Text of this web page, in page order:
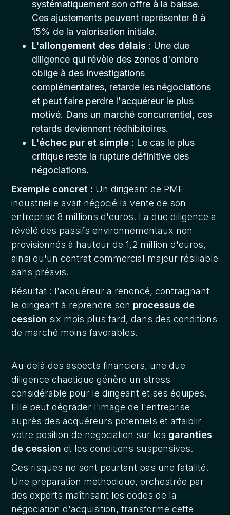
systématiquement son offre à la baisse.
Ces ajustements peuvent représenter 8 à
15% de la valorisation initiale.
L'allongement des délais : Une due
diligence qui révèle des zones d'ombre
oblige à des investigations
complémentaires, retarde les négociations
et peut faire perdre l'acquéreur le plus
motivé. Dans un marché concurrentiel, ces
retards deviennent rédhibitoires.
L'échec pur et simple : Le cas le plus
critique reste la rupture définitive des
négociations.
Exemple concret : Un dirigeant de PME
industrielle avait négocié la vente de son
entreprise 8 millions d'euros. La due diligence a
révélé des passifs environnementaux non
provisionnés à hauteur de 1,2 million d'euros,
ainsi qu'un contrat commercial majeur résiliable
sans préavis.
Résultat : l'acquéreur a renoncé, contraignant
le dirigeant à reprendre son processus de
cession six mois plus tard, dans des conditions
de marché moins favorables.
Au-delà des aspects financiers, une due
diligence chaotique génère un stress
considérable pour le dirigeant et ses équipes.
Elle peut dégrader l'image de l'entreprise
auprès des acquéreurs potentiels et affaiblir
votre position de négociation sur les garanties
de cession et les conditions suspensives.
Ces risques ne sont pourtant pas une fatalité.
Une préparation méthodique, orchestrée par
des experts maîtrisant les codes de la
négociation d'acquisition, transforme cette